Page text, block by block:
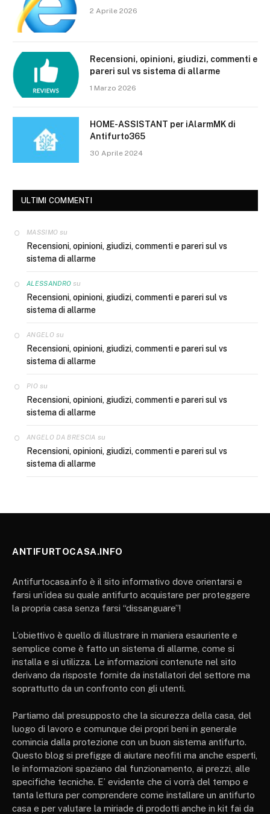
2 Aprile 2026
Recensioni, opinioni, giudizi, commenti e
pareri sul vs sistema di allarme
1 Marzo 2026
HOME-ASSISTANT per iAlarmMK di
Antifurto365
30 Aprile 2024
ULTIMI COMMENTI
MASSIMO su
Recensioni, opinioni, giudizi, commenti e pareri sul vs
sistema di allarme
ALESSANDRO su
Recensioni, opinioni, giudizi, commenti e pareri sul vs
sistema di allarme
ANGELO su
Recensioni, opinioni, giudizi, commenti e pareri sul vs
sistema di allarme
PIO su
Recensioni, opinioni, giudizi, commenti e pareri sul vs
sistema di allarme
ANGELO DA BRESCIA su
Recensioni, opinioni, giudizi, commenti e pareri sul vs
sistema di allarme
ANTIFURTOCASA.INFO
Antifurtocasa.info è il sito informativo dove orientarsi e
farsi un’idea su quale antifurto acquistare per proteggere
la propria casa senza farsi “dissanguare”!
L’obiettivo è quello di illustrare in maniera esauriente e
semplice come è fatto un sistema di allarme, come si
installa e si utilizza. Le informazioni contenute nel sito
derivano da risposte fornite da installatori del settore ma
soprattutto da un confronto con gli utenti.
Partiamo dal presupposto che la sicurezza della casa, del
luogo di lavoro e comunque dei propri beni in generale
comincia dalla protezione con un buon sistema antifurto.
Questo blog si prefigge di aiutare neofiti ma anche esperti,
le informazioni spaziano dal funzionamento, ai prezzi, alle
specifiche tecniche. E’ evidente che ci vorrà del tempo e
tanta lettura per comprendere come installare un antifurto
casa e per valutare la miriade di prodotti anche in kit fai da